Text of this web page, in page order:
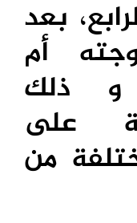
بعد
أم
و ذلك
على
من